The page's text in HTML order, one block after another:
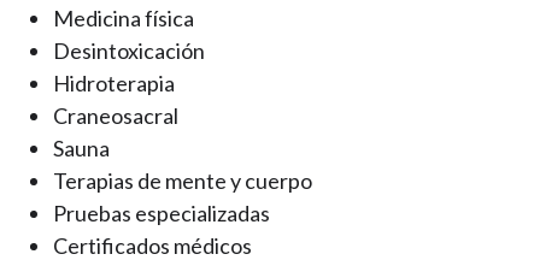
Medicina física
Desintoxicación
Hidroterapia
Craneosacral
Sauna
Terapias de mente y cuerpo
Pruebas especializadas
Certificados médicos